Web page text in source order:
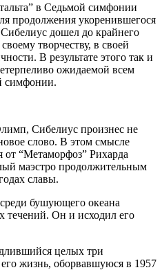
в Седьмой симфонии
продолжения укоренившегося
дошел до крайнего
творчеству, в своей
В результате этого так и
ожидаемой всем
симфонии.
Сибелиус произнес не
слово. В этом смысле
от “Метаморфоз” Рихарда
маэстро продолжительным
славы.
бушующего океана
течений. Он и исходил его
целых три
жизнь, оборвавшуюся в 1957